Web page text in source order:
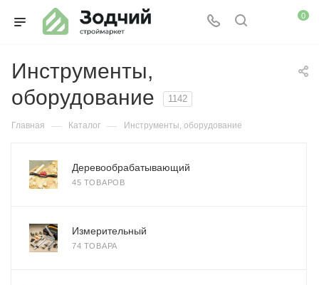
0
Инструменты,
оборудование
1142
Главная — Каталог — Инструменты, оборудование
Деревообрабатывающий
45 ТОВАРОВ
Измерительный
74 ТОВАРА